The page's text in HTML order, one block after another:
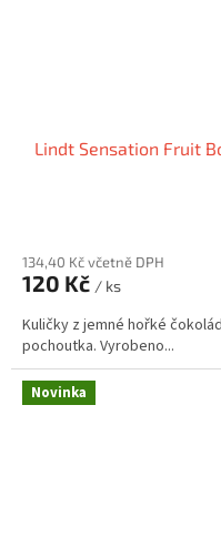
Lindt Sensation Fruit
134,40 Kč včetně DPH
120 Kč / ks
Kuličky z jemné hořké
pochoutka. Vyrobeno...
Novinka